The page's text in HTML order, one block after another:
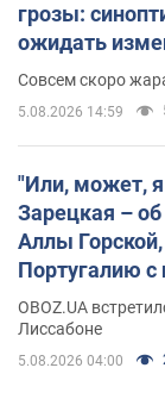
грозы:
ожидать
Совсем скоро
5.08.2026 14:59
"Или, может, я
Зарецкая –
Аллы
Португалию
OBOZ.UA
Лиссабоне
5.08.2026 04:00